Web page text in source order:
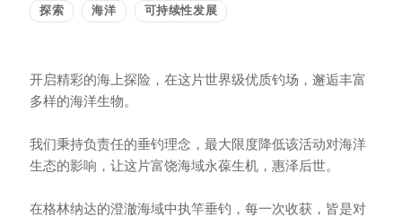
探索 海洋 可持续性发展
开启精彩的海上探险，在这片世界级优质钓场，邂逅丰富
多样的海洋生物。
我们秉持负责任的垂钓理念，最大限度降低该活动对海洋
生态的影响，让这片富饶海域永葆生机，惠泽后世。
在格林纳达的澄澈海域中执竿垂钓，每一次收获，皆是对